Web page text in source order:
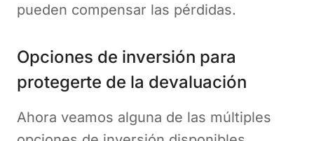
pueden compensar las pérdidas.
Opciones de inversión para
protegerte de la devaluación
Ahora veamos alguna de las múltiples